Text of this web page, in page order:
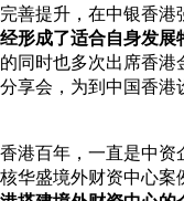
善提升，在中银香港
形成了适合自身发展
同时也多次出席香港
享会，为到中国香港
港百年，一直是中资
华盛境外财资中心案